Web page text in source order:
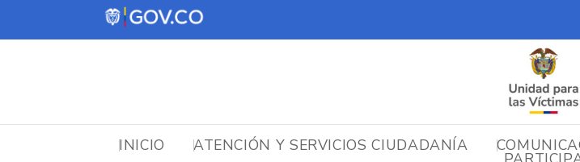
INICIO ATENCIÓN Y SERVICIOS CIUDADANÍA